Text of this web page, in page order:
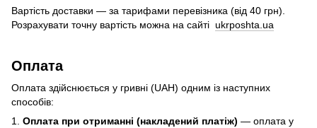
Вартість доставки — за тарифами перевізника (від 40 грн).
Розрахувати точну вартість можна на сайті ukrposhta.ua
Оплата
Оплата здійснюється у гривні (UAH) одним із наступних
способів:
1. Оплата при отриманні (накладений платіж) — оплата у